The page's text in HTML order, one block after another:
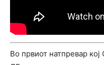
Во првиот натпревар